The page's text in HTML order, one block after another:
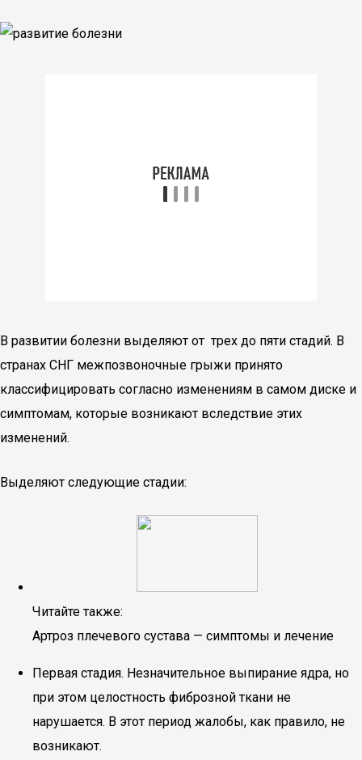
В развитии болезни выделяют от трех до пяти стадий. В
странах СНГ межпозвоночные грыжи принято
классифицировать согласно изменениям в самом диске и
симптомам, которые возникают вследствие этих
изменений.
Выделяют следующие стадии:
Читайте также:
Артроз плечевого сустава — симптомы и лечение
Первая стадия. Незначительное выпирание ядра, но
при этом целостность фиброзной ткани не
нарушается. В этот период жалобы, как правило, не
возникают.